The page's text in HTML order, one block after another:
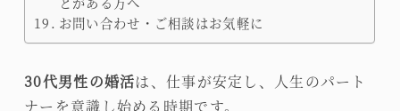
お問い合わせ・ご相談はお気軽に
30代男性の婚活は、仕事が安定し、人生のパート
ナーを意識し始める時期です。